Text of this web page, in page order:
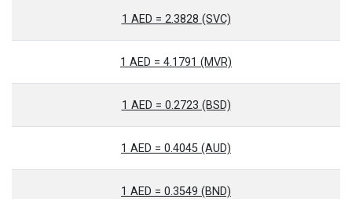
1 AED = 2.3828 (SVC)
1 AED = 4.1791 (MVR)
1 AED = 0.2723 (BSD)
1 AED = 0.4045 (AUD)
1 AED = 0.3549 (BND)